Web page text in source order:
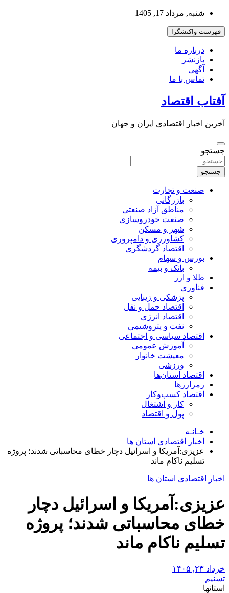
بروید
شنبه, مرداد 17, 1405
فهرست واکنشگرا
درباره ما
بازنشر
آگهی
تماس با ما
آفتاب اقتصاد
آخرین اخبار اقتصادی ایران و جهان
جستجو
جستجو
صنعت و تجارت
بازرگانی
مناطق آزاد صنعتی
صنعت خودروسازی
شهر و مسکن
کشاورزی و دامپروری
اقتصاد گردشگری
بورس و سهام
بانک و بیمه
طلا و ارز
فناوری
پزشکی و زیبایی
اقتصاد حمل و نقل
اقتصاد انرژی
نفت و پتروشیمی
اقتصاد سیاسی و اجتماعی
آموزش عمومی
معیشت خانوار
ورزشی
اقتصاد استان‌ها
رمزارزها
اقتصاد کسب‌و‌کار
کار و اشتغال
پول و اقتصاد
خـانـه
اخبار اقتصادی استان ها
عزیزی:آمریکا و اسرائیل دچار خطای محاسباتی شدند؛ پروژه
تسلیم ناکام ماند
اخبار اقتصادی استان ها
عزیزی:آمریکا و اسرائیل دچار
خطای محاسباتی شدند؛ پروژه
تسلیم ناکام ماند
خرداد ۲۳, ۱۴۰۵
تسنیم
استانها